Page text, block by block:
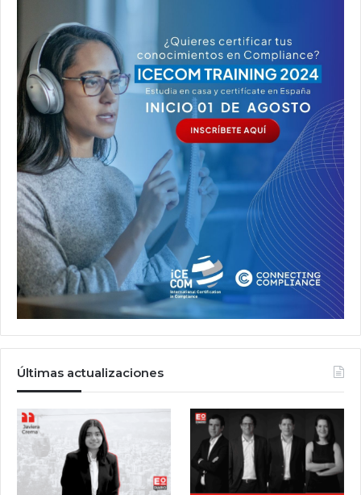
Últimas actualizaciones